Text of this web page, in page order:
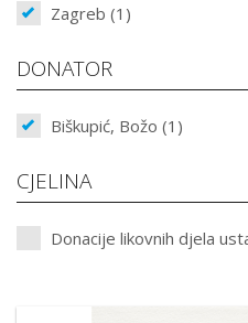
Zagreb (1)
DONATOR
Biškupić, Božo (1)
CJELINA
Donacije likovnih djela